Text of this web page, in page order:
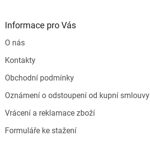
Informace pro Vás
O nás
Kontakty
Obchodní podmínky
Oznámení o odstoupení od kupní smlouvy
Vrácení a reklamace zboží
Formuláře ke stažení